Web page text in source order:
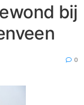
bij
0